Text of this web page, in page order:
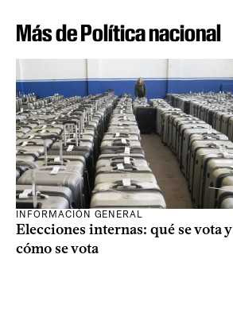
Más de Política nacional
INFORMACIÓN GENERAL
Elecciones internas: qué se vota y
cómo se vota